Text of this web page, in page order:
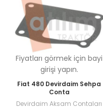
Fiyatları görmek için bayi
girişi yapın.
Fiat 480 Devirdaim Sehpa
Conta
Devirdaim Aksam Contaları